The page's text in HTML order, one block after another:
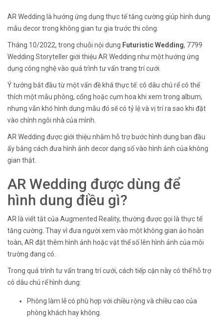
AR Wedding là hướng ứng dụng thực tế tăng cường giúp hình dung
mẫu decor trong không gian tư gia trước thi công.
Tháng 10/2022, trong chuỗi nội dung Futuristic Wedding, 7799
Wedding Storyteller giới thiệu AR Wedding như một hướng ứng
dụng công nghệ vào quá trình tư vấn trang trí cưới.
Ý tưởng bắt đầu từ một vấn đề khá thực tế: cô dâu chú rể có thể
thích một mẫu phông, cổng hoặc cụm hoa khi xem trong album,
nhưng vẫn khó hình dung mẫu đó sẽ có tỷ lệ và vị trí ra sao khi đặt
vào chính ngôi nhà của mình.
AR Wedding được giới thiệu nhằm hỗ trợ bước hình dung ban đầu
ấy bằng cách đưa hình ảnh decor dạng số vào hình ảnh của không
gian thật.
AR Wedding được dùng để
hình dung điều gì?
AR là viết tắt của Augmented Reality, thường được gọi là thực tế
tăng cường. Thay vì đưa người xem vào một không gian ảo hoàn
toàn, AR đặt thêm hình ảnh hoặc vật thể số lên hình ảnh của môi
trường đang có.
Trong quá trình tư vấn trang trí cưới, cách tiếp cận này có thể hỗ trợ
cô dâu chú rể hình dung:
Phông làm lễ có phù hợp với chiều rộng và chiều cao của
phòng khách hay không.